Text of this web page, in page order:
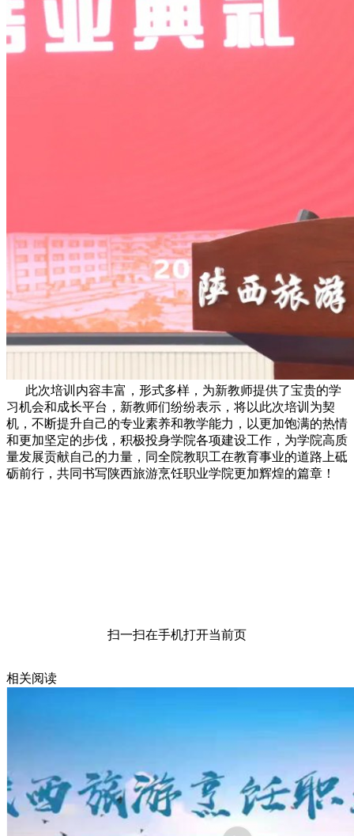
此次培训内容丰富，形式多样，为新教师提供了宝贵的学
习机会和成长平台，新教师们纷纷表示，将以此次培训为契
机，不断提升自己的专业素养和教学能力，以更加饱满的热情
和更加坚定的步伐，积极投身学院各项建设工作，为学院高质
量发展贡献自己的力量，同全院教职工在教育事业的道路上砥
砺前行，共同书写陕西旅游烹饪职业学院更加辉煌的篇章！
扫一扫在手机打开当前页
相关阅读